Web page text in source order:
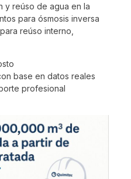
y reúso de agua en la
para ósmosis inversa
reúso interno,
base en datos reales
profesional